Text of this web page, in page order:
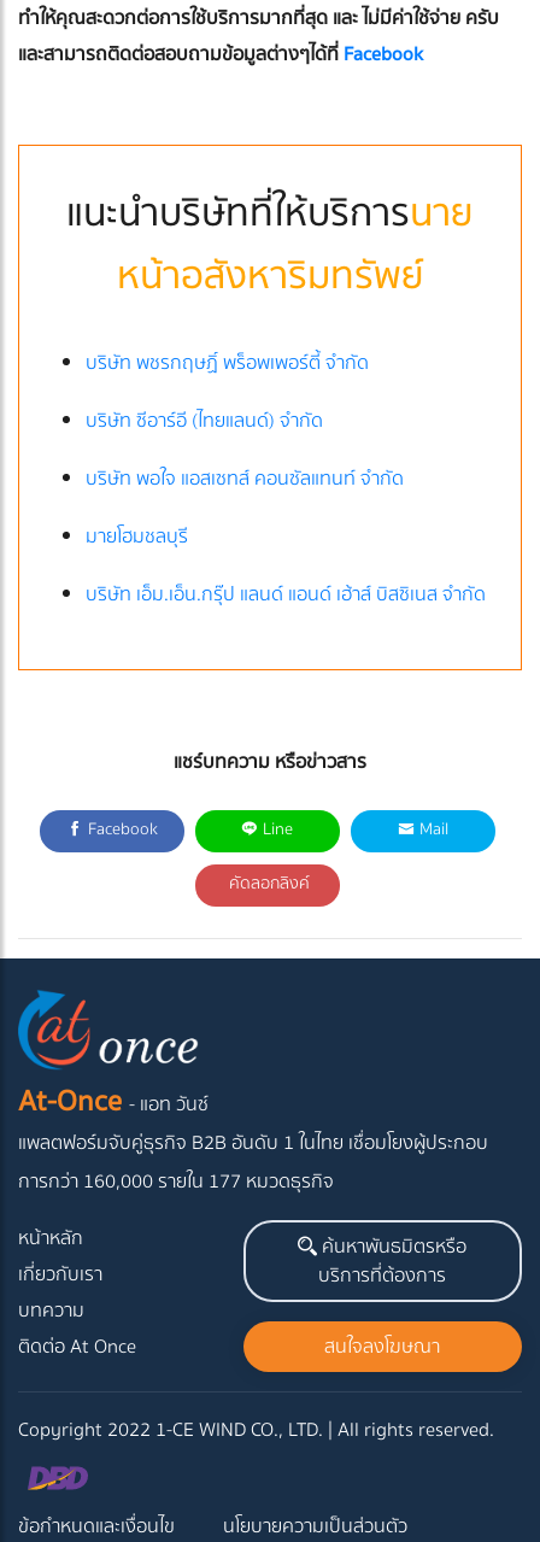
ทำให้คุณสะดวกต่อการใช้บริการมากที่สุด และ ไม่มีค่าใช้จ่าย ครับ
และสามารถติดต่อสอบถามข้อมูลต่างๆได้ที่Facebook
แนะนำบริษัทที่ให้บริการนาย
หน้าอสังหาริมทรัพย์
บริษัท พชรกฤษฏิ์ พร็อพเพอร์ตี้ จำกัด
บริษัท ซีอาร์อี (ไทยแลนด์) จำกัด
บริษัท พอใจ แอสเซทส์ คอนซัลแทนท์ จำกัด
มายโฮมชลบุรี
บริษัท เอ็ม.เอ็น.กรุ๊ป แลนด์ แอนด์ เฮ้าส์ บิสซิเนส จำกัด
แชร์บทความ หรือข่าวสาร
Facebook Line Mail
คัดลอกลิงค์
At-Once - แอท วันซ์
แพลตฟอร์มจับคู่ธุรกิจ B2B อันดับ 1 ในไทย เชื่อมโยงผู้ประกอบ
การกว่า 160,000 รายใน 177 หมวดธุรกิจ
หน้าหลัก
เกี่ยวกับเรา
บทความ
ติดต่อ At Once
ค้นหาพันธมิตรหรือ
บริการที่ต้องการ
สนใจลงโฆษณา
Copyright 2022 1-CE WIND CO., LTD. | All rights reserved.
ข้อกำหนดและเงื่อนไข นโยบายความเป็นส่วนตัว